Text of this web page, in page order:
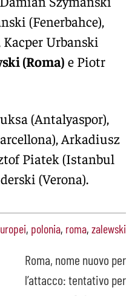
(Fenerbahce),
Urbanski
(Roma) e Piotr
(Antalyaspor),
Arkadiusz
Piatek (Istanbul
(Verona).
, polonia, roma, zalewski
Roma, nome nuovo per
l’attacco: tentativo per